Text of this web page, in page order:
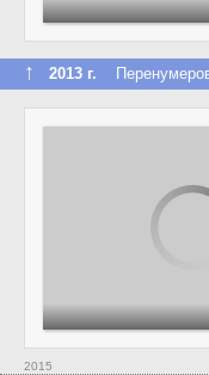
↑ 2013 г.
2015